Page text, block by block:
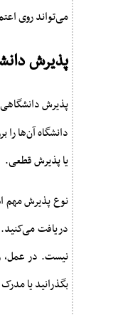
می‌تواند روی
پذیرش
پذیرش
دانشگاه آن‌ها
یا پذیرش قطعی.
نوع پذیرش مهم
دریافت
نیست. در عمل،
بگذرانید یا